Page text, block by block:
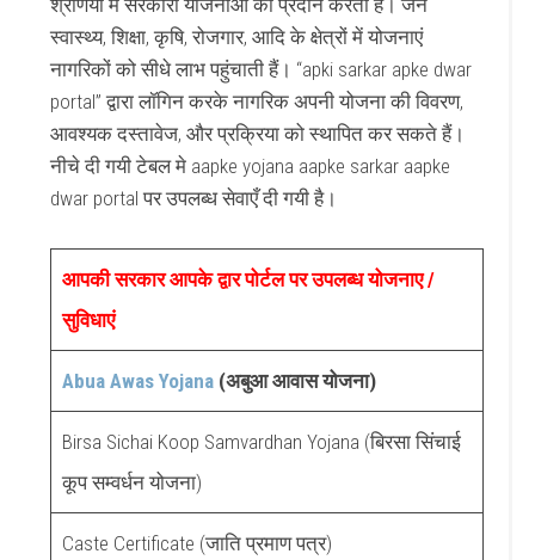
स्वास्थ्य, शिक्षा, कृषि, रोजगार, आदि के क्षेत्रों में योजनाएं
नागरिकों को सीधे लाभ पहुंचाती हैं। “apki sarkar apke dwar
portal” द्वारा लॉगिन करके नागरिक अपनी योजना की विवरण,
आवश्यक दस्तावेज, और प्रक्रिया को स्थापित कर सकते हैं।
नीचे दी गयी टेबल मे aapke yojana aapke sarkar aapke
dwar portal पर उपलब्ध सेवाएँ दी गयी है।
आपकी सरकार आपके द्वार पोर्टल पर उपलब्ध योजनाए /
सुविधाएं
Abua Awas Yojana(अबुआ आवास योजना)
Birsa Sichai Koop Samvardhan Yojana (बिरसा सिंचाई
कूप सम्वर्धन योजना)
Caste Certificate (जाति प्रमाण पत्र)